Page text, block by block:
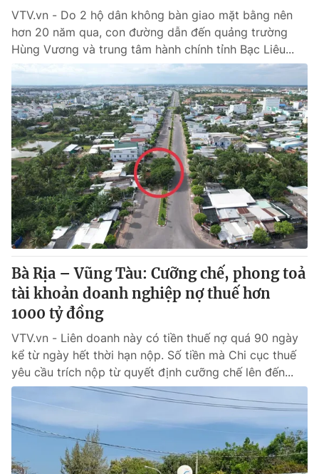
VTV.vn - Do 2 hộ dân không bàn giao mặt bằng nên
hơn 20 năm qua, con đường dẫn đến quảng trường
Hùng Vương và trung tâm hành chính tỉnh Bạc Liêu...
Bà Rịa – Vũng Tàu: Cưỡng chế, phong toả
tài khoản doanh nghiệp nợ thuế hơn
1000 tỷ đồng
VTV.vn - Liên doanh này có tiền thuế nợ quá 90 ngày
kể từ ngày hết thời hạn nộp. Số tiền mà Chi cục thuế
yêu cầu trích nộp từ quyết định cưỡng chế lên đến...